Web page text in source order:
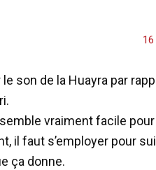
son de la Huayra par
vraiment facile
il faut s’employer pour
ça donne.